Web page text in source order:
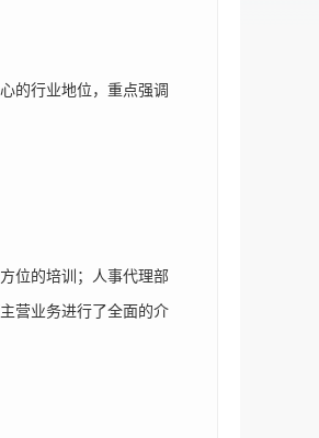
的行业地位，重点强调
位的培训；人事代理部
营业务进行了全面的介